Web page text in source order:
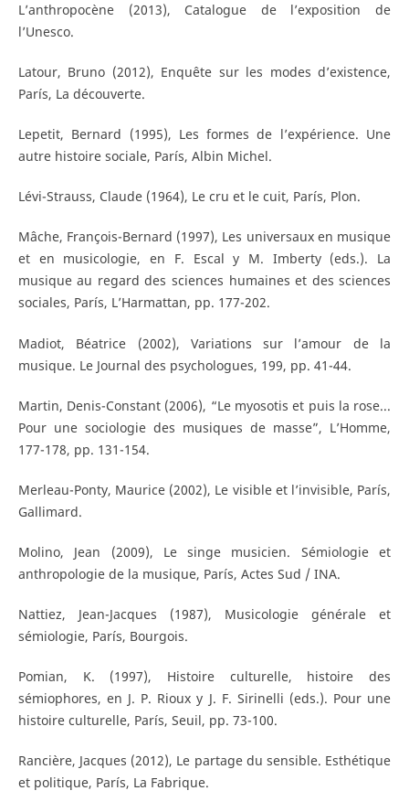
L’anthropocène (2013), Catalogue de l’exposition de
l’Unesco.
Latour, Bruno (2012), Enquête sur les modes d’existence,
París, La découverte.
Lepetit, Bernard (1995), Les formes de l’expérience. Une
autre histoire sociale, París, Albin Michel.
Lévi-Strauss, Claude (1964), Le cru et le cuit, París, Plon.
Mâche, François-Bernard (1997), Les universaux en musique
et en musicologie, en F. Escal y M. Imberty (eds.). La
musique au regard des sciences humaines et des sciences
sociales, París, L’Harmattan, pp. 177-202.
Madiot, Béatrice (2002), Variations sur l’amour de la
musique. Le Journal des psychologues, 199, pp. 41-44.
Martin, Denis-Constant (2006), “Le myosotis et puis la rose...
Pour une sociologie des musiques de masse”, L’Homme,
177-178, pp. 131-154.
Merleau-Ponty, Maurice (2002), Le visible et l’invisible, París,
Gallimard.
Molino, Jean (2009), Le singe musicien. Sémiologie et
anthropologie de la musique, París, Actes Sud / INA.
Nattiez, Jean-Jacques (1987), Musicologie générale et
sémiologie, París, Bourgois.
Pomian, K. (1997), Histoire culturelle, histoire des
sémiophores, en J. P. Rioux y J. F. Sirinelli (eds.). Pour une
histoire culturelle, París, Seuil, pp. 73-100.
Rancière, Jacques (2012), Le partage du sensible. Esthétique
et politique, París, La Fabrique.